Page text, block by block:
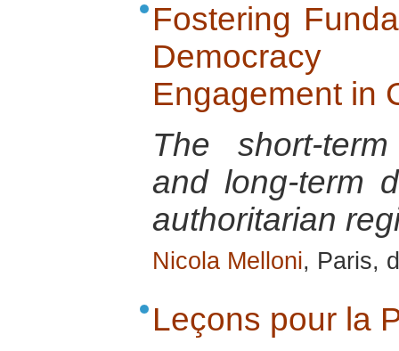
Fostering
Engagement in
The short-
and long-term
authoritarian
Nicola Melloni, Paris,
Leçons pour la